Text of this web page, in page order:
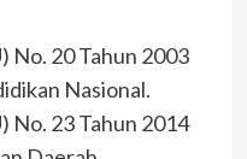
No. 20 Tahun 2003
Nasional.
No. 23 Tahun 2014